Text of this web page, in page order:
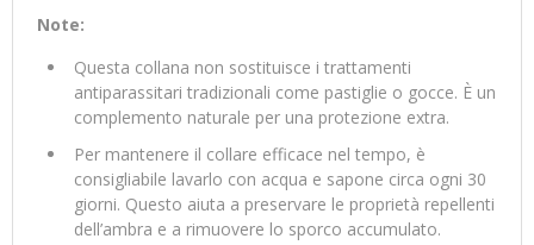
Note:
Questa collana non sostituisce i trattamenti
antiparassitari tradizionali come pastiglie o gocce. È un
complemento naturale per una protezione extra.
Per mantenere il collare efficace nel tempo, è
consigliabile lavarlo con acqua e sapone circa ogni 30
giorni. Questo aiuta a preservare le proprietà repellenti
dell’ambra e a rimuovere lo sporco accumulato.